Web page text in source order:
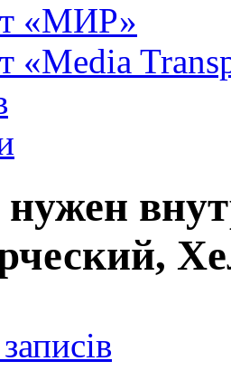
«МИР»
«Media